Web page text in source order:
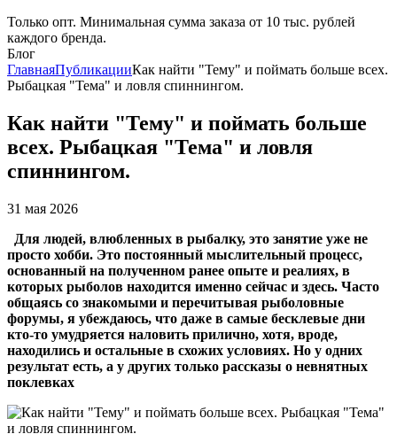
Только опт. Минимальная сумма заказа от 10 тыс. рублей
каждого бренда.
Блог
ГлавнаяПубликацииКак найти "Тему" и поймать больше всех.
Рыбацкая "Тема" и ловля спиннингом.
Как найти "Тему" и поймать больше
всех. Рыбацкая "Тема" и ловля
спиннингом.
31 мая 2026
Для людей, влюбленных в рыбалку, это занятие уже не
просто хобби. Это постоянный мыслительный процесс,
основанный на полученном ранее опыте и реалиях, в
которых рыболов находится именно сейчас и здесь. Часто
общаясь со знакомыми и перечитывая рыболовные
форумы, я убеждаюсь, что даже в самые бесклевые дни
кто-то умудряется наловить прилично, хотя, вроде,
находились и остальные в схожих условиях. Но у одних
результат есть, а у других только рассказы о невнятных
поклевках